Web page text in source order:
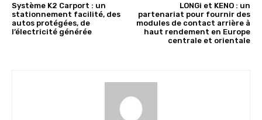
Système K2 Carport : un
stationnement facilité, des
autos protégées, de
l’électricité générée
LONGi et KENO : un
partenariat pour fournir des
modules de contact arrière à
haut rendement en Europe
centrale et orientale